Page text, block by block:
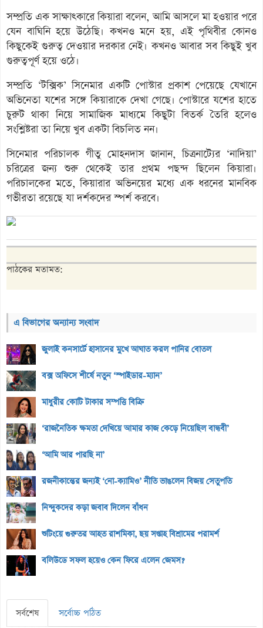
সম্প্রতি এক সাক্ষাৎকারে কিয়ারা বলেন, আমি আসলে মা হওয়ার পরে
যেন বাঘিনি হয়ে উঠেছি। কখনও মনে হয়, এই পৃথিবীর কোনও
কিছুকেই গুরুত্ব দেওয়ার দরকার নেই। কখনও আবার সব কিছুই খুব
গুরুত্বপূর্ণ হয়ে ওঠে।
সম্প্রতি ‘টক্সিক’ সিনেমার একটি পোস্টার প্রকাশ পেয়েছে যেখানে
অভিনেতা যশের সঙ্গে কিয়ারাকে দেখা গেছে। পোস্টারে যশের হাতে
চুরুট থাকা নিয়ে সামাজিক মাধ্যমে কিছুটা বিতর্ক তৈরি হলেও
সংশ্লিষ্টরা তা নিয়ে খুব একটা বিচলিত নন।
সিনেমার পরিচালক গীতু মোহনদাস জানান, চিত্রনাট্যের ‘নাদিয়া’
চরিত্রের জন্য শুরু থেকেই তার প্রথম পছন্দ ছিলেন কিয়ারা।
পরিচালকের মতে, কিয়ারার অভিনয়ের মধ্যে এক ধরনের মানবিক
গভীরতা রয়েছে যা দর্শকদের স্পর্শ করবে।
পাঠকের মতামত:
এ বিভাগের অন্যান্য সংবাদ
জুলাই কনসার্টে হাসানের মুখে আঘাত করল পানির বোতল
বক্স অফিসে শীর্ষে নতুন ‘স্পাইডার-ম্যান’
মাধুরীর কোটি টাকার সম্পত্তি বিক্রি
‘রাজনৈতিক ক্ষমতা দেখিয়ে আমার কাজ কেড়ে নিয়েছিল বান্ধবী’
‘আমি আর পারছি না’
রজনীকান্তের জন্যই ‘নো-ক্যামিও’ নীতি ভাঙলেন বিজয় সেতুপতি
নিন্দুকদের কড়া জবাব দিলেন বাঁধন
শুটিংয়ে গুরুতর আহত রাশমিকা, ছয় সপ্তাহ বিশ্রামের পরামর্শ
বলিউডে সফল হয়েও কেন ফিরে এলেন জেমস?
সর্বশেষ
সর্বোচ্চ পঠিত